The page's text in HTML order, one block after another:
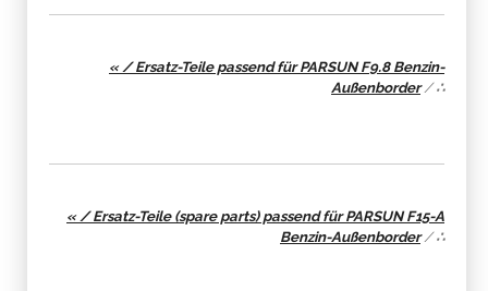
« / Ersatz-Teile passend für PARSUN F9.8 Benzin-
Außenborder/∴
« / Ersatz-Teile (spare parts) passend für PARSUN F15-A
Benzin-Außenborder/∴